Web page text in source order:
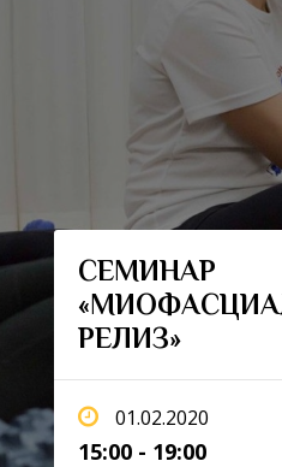
СЕМИНАР
РЕЛИЗ»
01.02.2020
15:00 - 19:00